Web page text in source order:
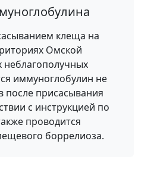
клеща на
Омской
неблагополучных
иммуноглобулин не
после присасывания
с инструкцией по
проводится
боррелиоза.